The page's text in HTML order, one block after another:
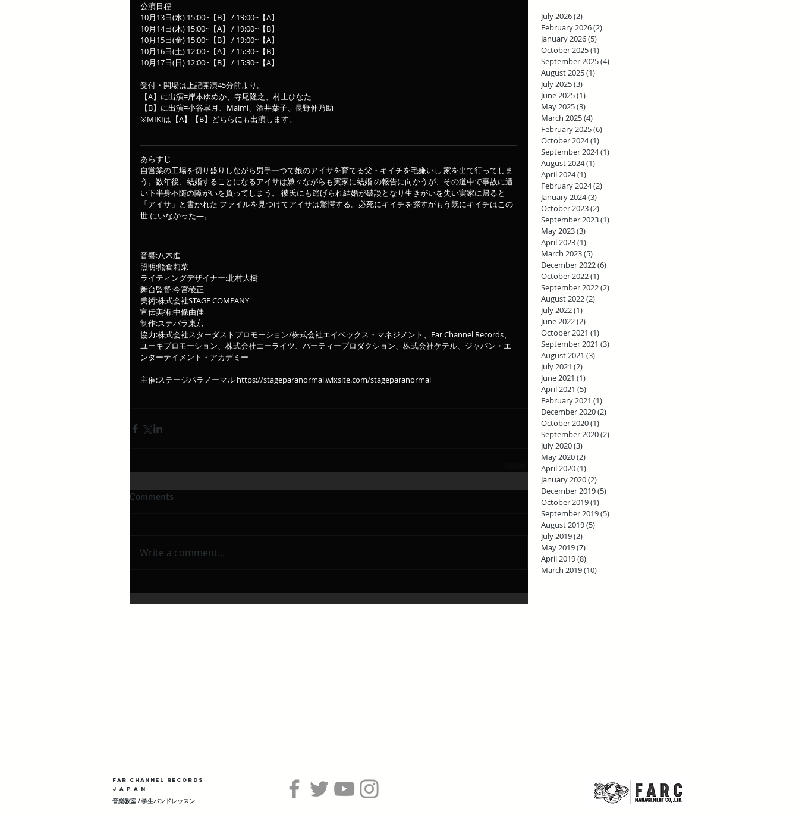
公演日程
10月13日(水) 15:00~【B】 / 19:00~【A】
10月14日(木) 15:00~【A】 / 19:00~【B】
10月15日(金) 15:00~【B】 / 19:00~【A】
10月16日(土) 12:00~【A】 / 15:30~【B】
10月17日(日) 12:00~【B】 / 15:30~【A】
受付・開場は上記開演45分前より。
【A】に出演=岸本ゆめか、寺尾隆之、村上ひなた
【B】に出演=小谷皐月、Maimi、酒井葉子、長野伸乃助
※MIKIは【A】【B】どちらにも出演します。
あらすじ
自営業の工場を切り盛りしながら男手一つで娘のアイサを育てる父・キイチを毛嫌いし 家を出て行ってしま
う。数年後、結婚することになるアイサは嫌々ながらも実家に結婚 の報告に向かうが、その道中で事故に遭
い下半身不随の障がいを負ってしまう。 彼氏にも逃げられ結婚が破談となり生きがいを失い実家に帰ると
「アイサ」と書かれた ファイルを見つけてアイサは驚愕する。必死にキイチを探すがもう既にキイチはこの
世 にいなかった―。
音響:八木進
照明:熊倉莉菜
ライティングデザイナー:北村大樹
舞台監督:今宮稜正
美術:株式会社STAGE COMPANY
宣伝美術:中條由佳
制作:ステパラ東京
協力:株式会社スターダストプロモーション/株式会社エイベックス・マネジメント、Far Channel Records、
ユーキプロモーション、株式会社エーライツ、パーティープロダクション、株式会社ケテル、ジャパン・エ
ンターテイメント・アカデミー
主催:ステージパラノーマル https://stageparanormal.wixsite.com/stageparanormal
Comments
Write a comment...
July 2026(2)
February 2026(2)
January 2026(5)
October 2025(1)
September 2025(4)
August 2025(1)
July 2025(3)
June 2025(1)
May 2025(3)
March 2025(4)
February 2025(6)
October 2024(1)
September 2024(1)
August 2024(1)
April 2024(1)
February 2024(2)
January 2024(3)
October 2023(2)
September 2023(1)
May 2023(3)
April 2023(1)
March 2023(5)
December 2022(6)
October 2022(1)
September 2022(2)
August 2022(2)
July 2022(1)
June 2022(2)
October 2021 (1)
September 2021 (3)
August 2021 (3)
July 2021 (2)
June 2021 (1)
April 2021 (5)
February 2021 (1)
December 2020(2)
October 2020(1)
September 2020(2)
July 2020(3)
May 2020(2)
April 2020(1)
January 2020(2)
December 2019(5)
October 2019(1)
September 2019(5)
August 2019(5)
July 2019(2)
May 2019(7)
April 2019(8)
March 2019(10)
Far Channel Records
J A P A N
​音楽教室 / 学生バンドレッスン